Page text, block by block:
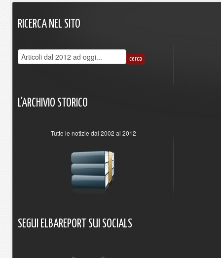
RICERCA NEL SITO
L'ARCHIVIO STORICO
Tutte le notizie dal 2002 al 2012
SEGUI ELBAREPORT SUI SOCIALS